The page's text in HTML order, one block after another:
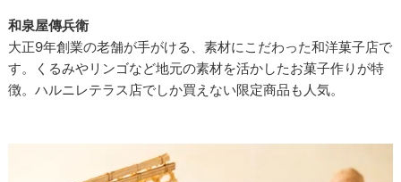
和泉屋傳兵衛
大正9年創業の老舗が手がける、素材にこだわった和洋菓子店で
す。くるみやリンゴなど地元の素材を活かしたお菓子作りが特
徴。ハルニレテラス店でしか買えない限定商品も人気。